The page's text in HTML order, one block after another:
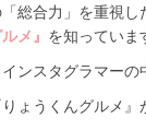
総合力」を重視し
メ』 を知っていま
ンスタグラマーの
ょうくんグルメ